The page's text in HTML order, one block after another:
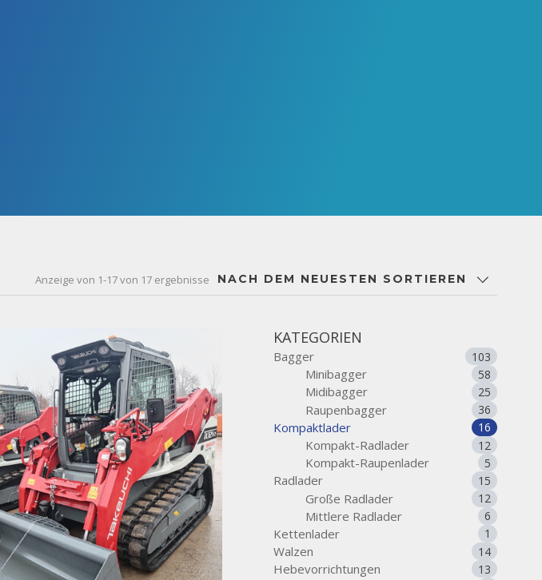
Anzeige von 1-17 von 17 ergebnisse NACH DEM NEUESTEN SORTIEREN
KATEGORIEN
Bagger 103
Minibagger 58
Midibagger 25
Raupenbagger 36
Kompaktlader 16
Kompakt-Radlader 12
Kompakt-Raupenlader 5
Radlader 15
Große Radlader 12
Mittlere Radlader 6
Kettenlader 1
Walzen 14
Hebevorrichtungen 13